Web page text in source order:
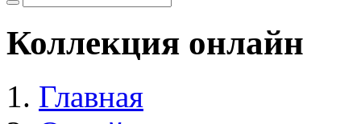
Коллекция онлайн
Главная